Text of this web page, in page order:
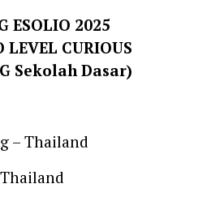
ESOLIO 2025
LEVEL CURIOUS
Sekolah Dasar)
– Thailand